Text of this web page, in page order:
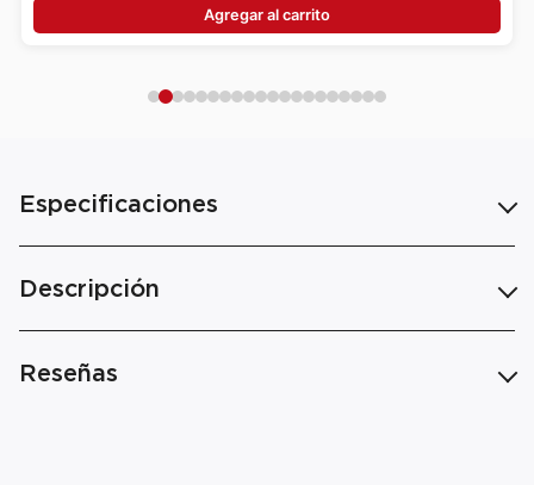
Agregar al carrito
Especificaciones
Descripción
Reseñas